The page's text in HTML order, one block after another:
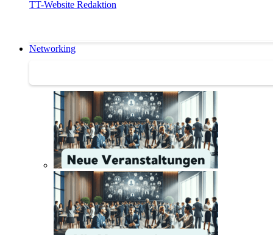
TT-Website Redaktion
Networking